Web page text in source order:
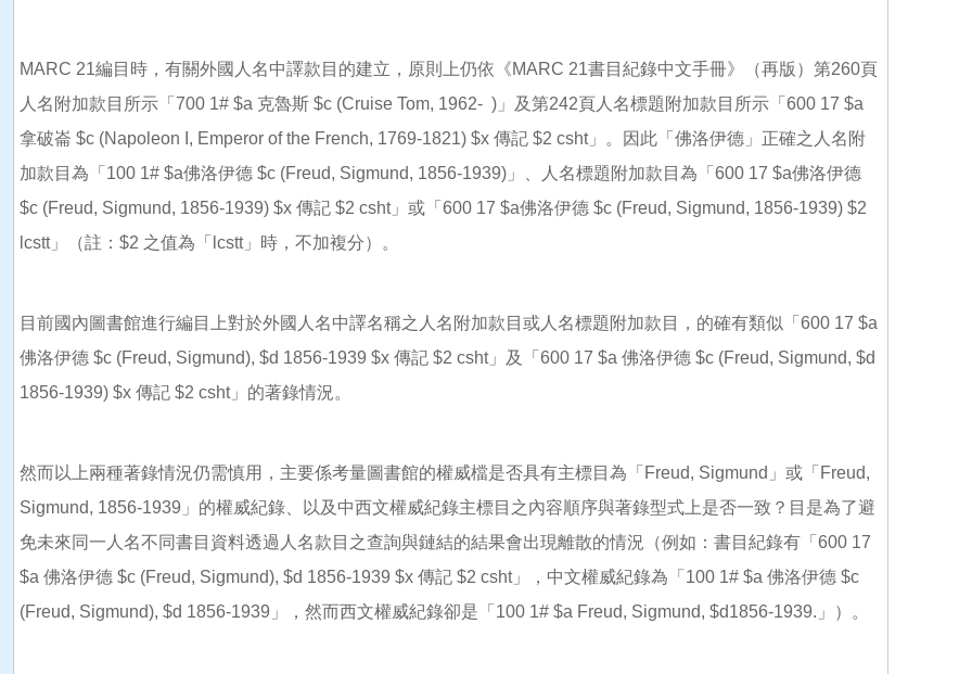
MARC 21編目時，有關外國人名中譯款目的建立，原則上仍依《MARC 21書目紀錄中文手冊》（再版）第260頁
人名附加款目所示「700 1# $a 克魯斯 $c (Cruise Tom, 1962- )」及第242頁人名標題附加款目所示「600 17 $a
拿破崙 $c (Napoleon I, Emperor of the French, 1769-1821) $x 傳記 $2 csht」。因此「佛洛伊德」正確之人名附
加款目為「100 1# $a佛洛伊德 $c (Freud, Sigmund, 1856-1939)」、人名標題附加款目為「600 17 $a佛洛伊德
$c (Freud, Sigmund, 1856-1939) $x 傳記 $2 csht」或「600 17 $a佛洛伊德 $c (Freud, Sigmund, 1856-1939) $2
lcstt」（註：$2 之值為「lcstt」時，不加複分）。
目前國內圖書館進行編目上對於外國人名中譯名稱之人名附加款目或人名標題附加款目，的確有類似「600 17 $a
佛洛伊德 $c (Freud, Sigmund), $d 1856-1939 $x 傳記 $2 csht」及「600 17 $a 佛洛伊德 $c (Freud, Sigmund, $d
1856-1939) $x 傳記 $2 csht」的著錄情況。
然而以上兩種著錄情況仍需慎用，主要係考量圖書館的權威檔是否具有主標目為「Freud, Sigmund」或「Freud,
Sigmund, 1856-1939」的權威紀錄、以及中西文權威紀錄主標目之內容順序與著錄型式上是否一致？目是為了避
免未來同一人名不同書目資料透過人名款目之查詢與鏈結的結果會出現離散的情況（例如：書目紀錄有「600 17
$a 佛洛伊德 $c (Freud, Sigmund), $d 1856-1939 $x 傳記 $2 csht」，中文權威紀錄為「100 1# $a 佛洛伊德 $c
(Freud, Sigmund), $d 1856-1939」，然而西文權威紀錄卻是「100 1# $a Freud, Sigmund, $d1856-1939.」）。